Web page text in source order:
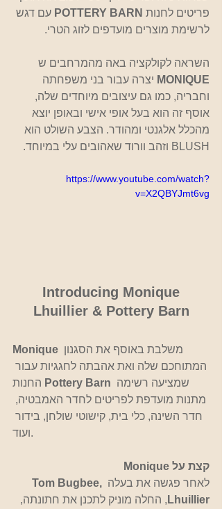
פריטים לחנות POTTERY BARN עם דגש
לרשימת מוצרים מועדפים לזוג הטרי.
השראה לקולקציה באה מהמרחבים ש
MONIQUE יצרה עבור בני משפחתה
וחבריה, כמו גם עיצובים מיוחדים שלה,
אוסף זה הוא בעל אופי אישי ובאופן יוצא
מהכלל אלגנטי ומהודר. הצבע השולט הוא
BLUSH וזהב וורוד שאהובים עלי במיוחד.
https://www.youtube.com/watch?
v=X2QBYJmt6vg
Introducing Monique
Lhuillier & Pottery Barn
Monique משלבת באוסף את הסגנון
המתוחכם שלה ואת אהבתה לחגגיות עבור
Pottery Barn
מתנות מועדפת לפריטים לחדר האמבטיה,
חדר השינה, כלי בית, קישוטי שולחן, בידור
ועוד.
קצת על Monique
לאחר פגשה את בעלה Tom Bugbee,
Lhuillier , החלה מוניק לתכנן את חתונתה,